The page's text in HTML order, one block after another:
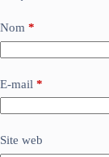
Nom *
E-mail *
Site web